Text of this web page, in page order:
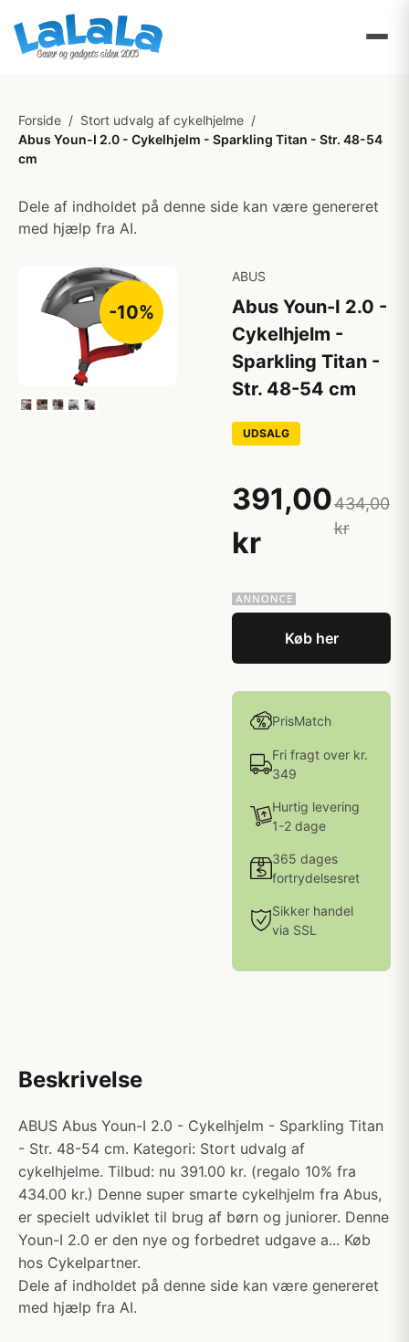
Forside / Stort udvalg af cykelhjelme /
Abus Youn-I 2.0 - Cykelhjelm - Sparkling Titan - Str. 48-54
cm
Dele af indholdet på denne side kan være genereret
med hjælp fra AI.
-10%
ABUS
Abus Youn-I 2.0 -
Cykelhjelm -
Sparkling Titan -
Str. 48-54 cm
UDSALG
391,00
kr
434,00
kr
Køb her
PrisMatch
Fri fragt over kr.
349
Hurtig levering
1-2 dage
365 dages
fortrydelsesret
Sikker handel
via SSL
Beskrivelse
ABUS Abus Youn-I 2.0 - Cykelhjelm - Sparkling Titan
- Str. 48-54 cm. Kategori: Stort udvalg af
cykelhjelme. Tilbud: nu 391.00 kr. (regalo 10% fra
434.00 kr.) Denne super smarte cykelhjelm fra Abus,
er specielt udviklet til brug af børn og juniorer. Denne
Youn-I 2.0 er den nye og forbedret udgave a... Køb
hos Cykelpartner.
Dele af indholdet på denne side kan være genereret
med hjælp fra AI.